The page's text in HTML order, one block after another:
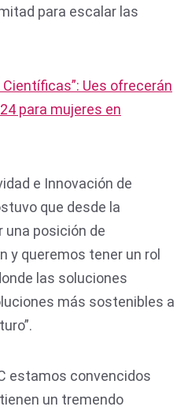
para escalar las
Ues ofrecerán
para mujeres en
e Innovación de
que desde la
una posición de
y queremos tener un rol
las soluciones
más sostenibles a
estamos convencidos
un tremendo